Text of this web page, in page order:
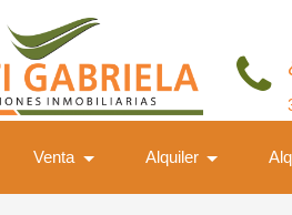
Venta Alquiler